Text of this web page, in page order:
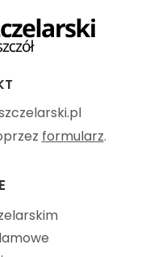
formularz.